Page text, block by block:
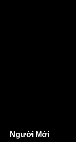
Người Mới